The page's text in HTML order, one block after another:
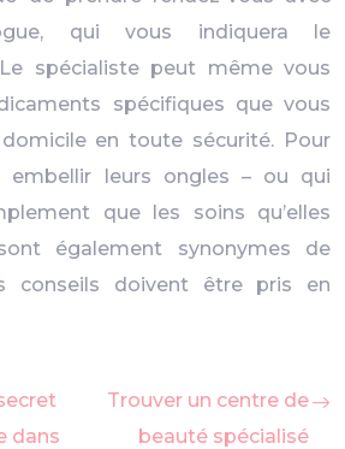
qui vous indiquera le
spécialiste peut même vous
spécifiques que vous
en toute sécurité. Pour
embellir leurs ongles – ou qui
que les soins qu’elles
également synonymes de
conseils doivent être pris en
dans
Trouver un centre de
beauté spécialisé